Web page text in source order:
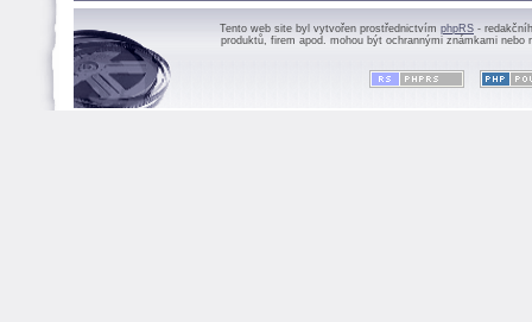
Tento web site byl vytvořen prostřednictvím phpRS -
produktů, firem apod. mohou být ochrannými známkami